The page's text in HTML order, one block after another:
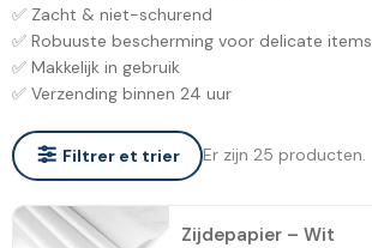
✅ Zacht & niet-schurend
✅ Robuuste bescherming voor delicate items
✅ Makkelijk in gebruik
✅ Verzending binnen 24 uur
Filtrer et trier Er zijn 25 producten.
Zijdepapier – Wit